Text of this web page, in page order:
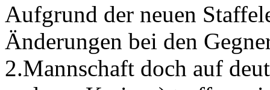
Aufgrund der neuen
Änderungen bei den
2.Mannschaft doch auf